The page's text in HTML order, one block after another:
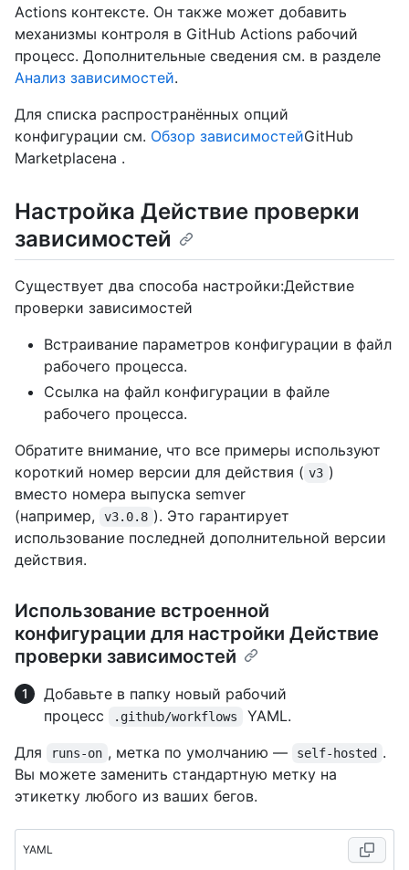
Actions контексте. Он также может добавить
механизмы контроля в GitHub Actions рабочий
процесс. Дополнительные сведения см. в разделе
Анализ зависимостей.
Для списка распространённых опций
конфигурации см. Обзор зависимостейGitHub
Marketplaceна .
Настройка Действие проверки
зависимостей
Существует два способа настройки:Действие
проверки зависимостей
Встраивание параметров конфигурации в файл
рабочего процесса.
Ссылка на файл конфигурации в файле
рабочего процесса.
Обратите внимание, что все примеры используют
короткий номер версии для действия ( v3 )
вместо номера выпуска semver
(например,
v3.0.8 ). Это гарантирует
использование последней дополнительной версии
действия.
Использование встроенной
конфигурации для настройки Действие
проверки зависимостей
Добавьте в папку новый рабочий
процесс
.github/workflows
YAML.
Для
runs-on , метка по умолчанию — self-hosted .
Вы можете заменить стандартную метку на
этикетку любого из ваших бегов.
YAML